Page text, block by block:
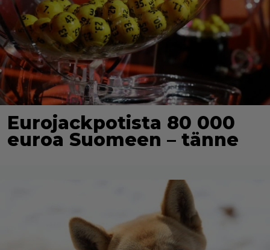
Eurojackpotista 80 000
euroa Suomeen – tänne